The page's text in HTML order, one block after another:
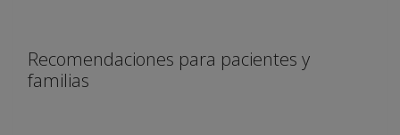
Recomendaciones para pacientes y
familias